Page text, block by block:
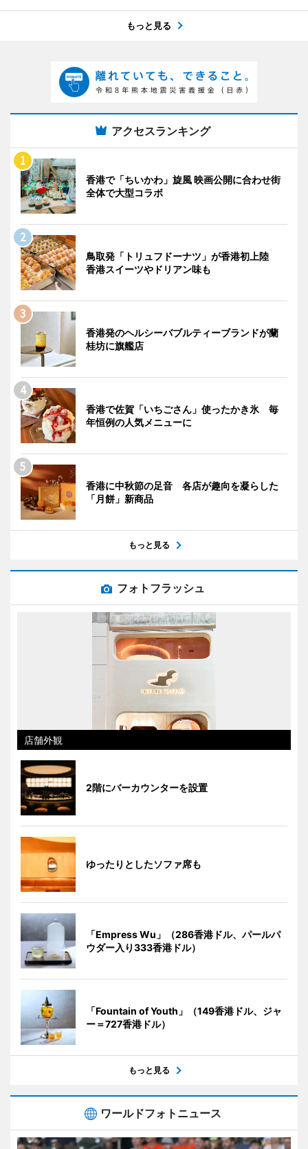
もっと見る
アクセスランキング
香港で「ちいかわ」旋風 映画公開に合わせ街
全体で大型コラボ
鳥取発「トリュフドーナツ」が香港初上陸
香港スイーツやドリアン味も
香港発のヘルシーバブルティーブランドが蘭
桂坊に旗艦店
香港で佐賀「いちごさん」使ったかき氷 毎
年恒例の人気メニューに
香港に中秋節の足音 各店が趣向を凝らした
「月餅」新商品
もっと見る
フォトフラッシュ
店舗外観
2階にバーカウンターを設置
ゆったりとしたソファ席も
「Empress Wu」（286香港ドル、パールパ
ウダー入り333香港ドル）
「Fountain of Youth」（149香港ドル、ジャ
ー＝727香港ドル）
もっと見る
ワールドフォトニュース